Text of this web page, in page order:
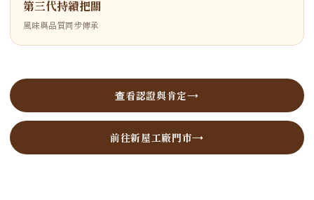
第三代持續把關
風味與品質同步傳承
查看認證與肯定
前往新屋工廠門市